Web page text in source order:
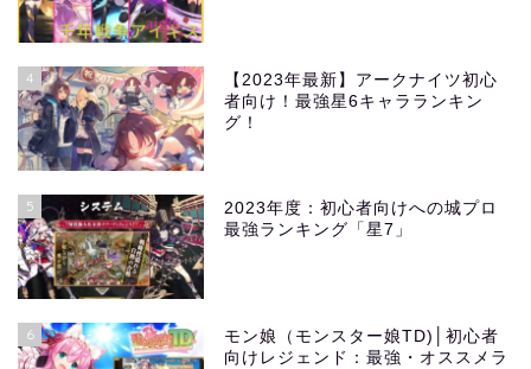
4
【2023年最新】アークナイツ初心
者向け！最強星6キャラランキン
グ！
5
2023年度：初心者向けへの城プロ
最強ランキング「星7」
6
モン娘（モンスター娘TD)│初心者
向けレジェンド：最強・オススメラ